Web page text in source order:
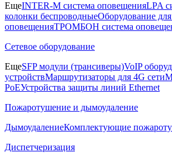
ЕщеINTER-M система оповещенияLPA
колонки беспроводныеОборудование
оповещенияТРОМБОН система
Сетевое оборудование
ЕщеSFP модули (трансиверы)VoIP
устройствМаршрутизаторы для 4G сети
PoEУстройства защиты линий Ethernet
Пожаротушение и дымоудаление
ДымоудалениеКомплектующие
Диспетчеризация